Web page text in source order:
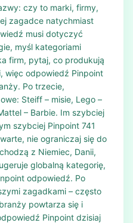
czy to marki, firmy,
zagadce natychmiast
musi dotyczyć
myśl kategoriami
firm, pytaj, co produkują
więc odpowiedź Pinpoint
Po trzecie,
Steiff – misie, Lego –
– Barbie. Im szybciej
szybciej Pinpoint 741
nie ograniczaj się do
z Niemiec, Danii,
globalną kategorię,
odpowiedź. Po
zagadkami – często
powtarza się i
Pinpoint dzisiaj